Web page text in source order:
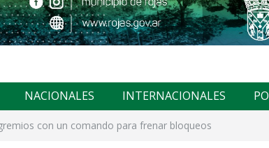
NACIONALES INTERNACIONALES
con un comando para frenar bloqueos